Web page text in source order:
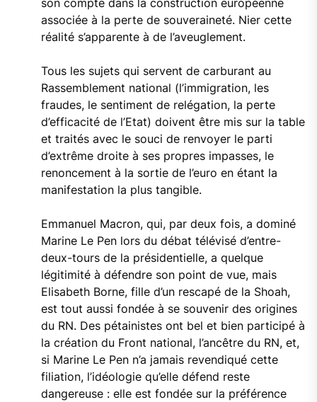
son compte dans la construction européenne
associée à la perte de souveraineté. Nier cette
réalité s’apparente à de l’aveuglement.
Tous les sujets qui servent de carburant au
Rassemblement national (l’immigration, les
fraudes, le sentiment de relégation, la perte
d’efficacité de l’Etat) doivent être mis sur la table
et traités avec le souci de renvoyer le parti
d’extrême droite à ses propres impasses, le
renoncement à la sortie de l’euro en étant la
manifestation la plus tangible.
Emmanuel Macron, qui, par deux fois, a dominé
Marine Le Pen lors du débat télévisé d’entre-
deux-tours de la présidentielle, a quelque
légitimité à défendre son point de vue, mais
Elisabeth Borne, fille d’un rescapé de la Shoah,
est tout aussi fondée à se souvenir des origines
du RN. Des pétainistes ont bel et bien participé à
la création du Front national, l’ancêtre du RN, et,
si Marine Le Pen n’a jamais revendiqué cette
filiation, l’idéologie qu’elle défend reste
dangereuse : elle est fondée sur la préférence